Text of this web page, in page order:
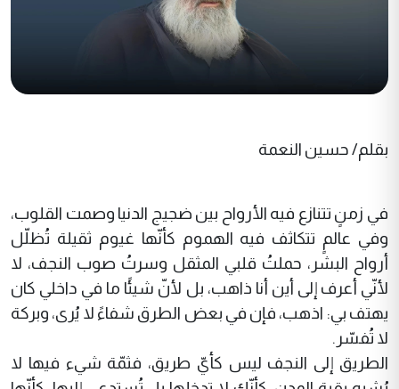
بقلم/ حسين النعمة
في زمنٍ تتنازع فيه الأرواح بين ضجيج الدنيا وصمت القلوب،
وفي عالمٍ تتكاثف فيه الهموم كأنّها غيوم ثقيلة تُظلّل
أرواح البشر، حملتُ قلبي المثقل وسرتُ صوب النجف، لا
لأنّي أعرف إلى أين أنا ذاهب، بل لأنّ شيئًا ما في داخلي كان
يهتف بي: اذهب، فإن في بعض الطرق شفاءً لا يُرى، وبركة
لا تُفسّر.
الطريق إلى النجف ليس كأيّ طريق، فثمّة شيء فيها لا